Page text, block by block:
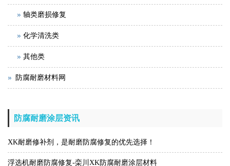
轴类磨损修复
化学清洗类
其他类
防腐耐磨材料网
防腐耐磨涂层资讯
XK耐磨修补剂，是耐磨防腐修复的优先选择！
浮选机耐磨防腐修复-栾川XK防腐耐磨涂层材料